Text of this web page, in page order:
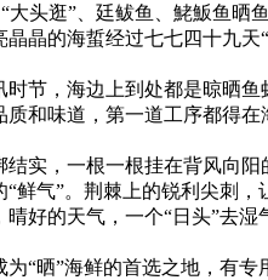
头逛”、廷鲅鱼、鮱魬鱼晒
晶的海蜇经过七七四十九天
节，海边上到处都是晾晒鱼
和味道，第一道工序都得
实，一根一根挂在背风向
气”。荆棘上的锐利尖刺，
好的天气，一个“日头”去湿
“晒”海鲜的首选之地，有